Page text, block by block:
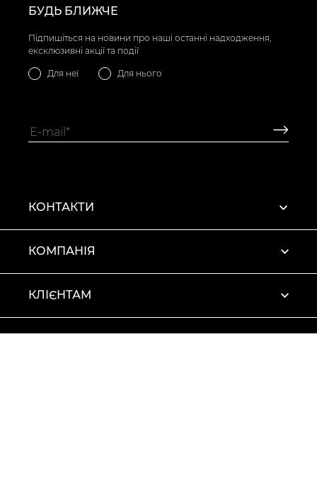
БУДЬ БЛИЖЧЕ
Підпишіться на новини про наші останні надходження,
ексклюзивні акції та події
Для неї Для нього
КОНТАКТИ
КОМПАНІЯ
КЛІЄНТАМ